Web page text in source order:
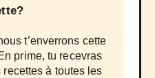
t’enverrons cette
prime, tu recevras
recettes à toutes les